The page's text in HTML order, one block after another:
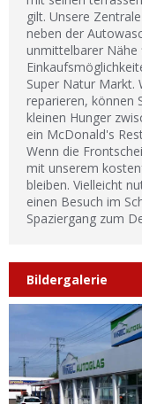
gilt. Unsere
neben der
unmittelbarer Nähe
Super Natur Markt.
reparieren, können
kleinen Hunger
ein McDonald's
Wenn die
mit unserem
bleiben. Vielleicht
einen Besuch im
Spaziergang zum
Bildergalerie